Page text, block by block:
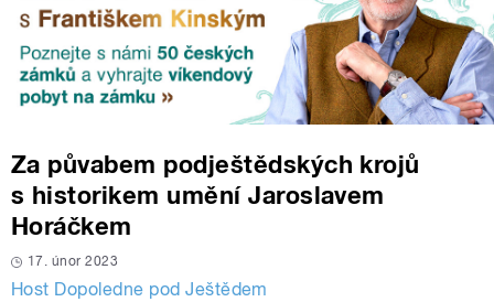
Za půvabem podještědských krojů
s historikem umění Jaroslavem
Horáčkem
17. únor 2023
Host Dopoledne pod Ještědem